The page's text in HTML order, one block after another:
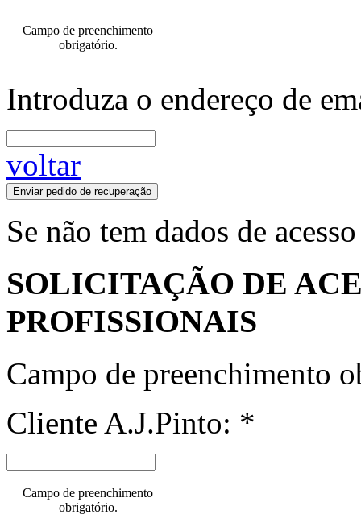
Campo de preenchimento
obrigatório.
Introduza o endereço de
voltar
Enviar pedido de recuperação
Se não tem dados de
SOLICITAÇÃO DE
PROFISSIONAIS
Campo de preenchimento
Cliente A.J.Pinto: *
Campo de preenchimento
obrigatório.